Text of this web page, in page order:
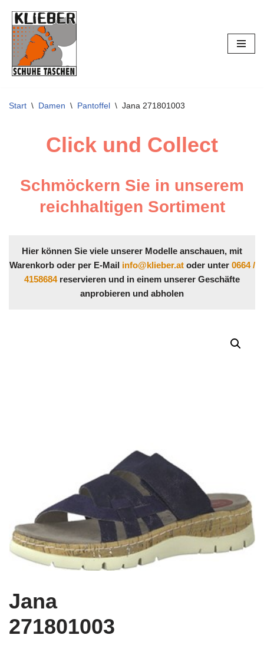
Zum
Inhalt
springen
Start \ Damen \ Pantoffel \ Jana 271801003
Click und Collect
Schmöckern Sie in unserem
reichhaltigen Sortiment
Hier können Sie viele unserer Modelle anschauen, mit
Warenkorb oder per E-Mail info@klieber.atoder unter 0664 /
4158684reservieren und in einem unserer Geschäfte
anprobieren und abholen
Jana
271801003